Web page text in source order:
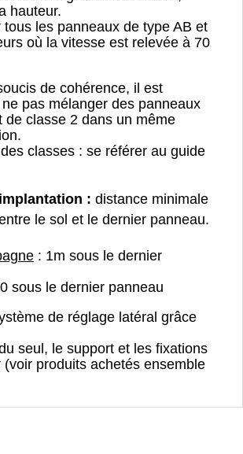
hauteur.
tous les panneaux de type AB et
où la vitesse est relevée à 70
de cohérence, il est
pas mélanger des panneaux
de classe 2 dans un même
classes : se référer au guide
: distance minimale
le sol et le dernier panneau.
: 1m sous le dernier
sous le dernier panneau
de réglage latéral grâce
seul, le support et les fixations
(voir produits achetés ensemble